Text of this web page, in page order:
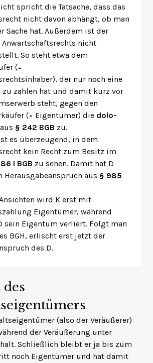
spricht die Tatsache, dass das
nicht davon abhängt, ob man
Sache hat. Außerdem ist der
Anwartschaftsrechts nicht
So steht etwa dem
(=
der nur noch eine
zu zahlen hat und damit kurz vor
steht, gegen den
(= Eigentümer) die dolo-
aus § 242 BGB zu.
es überzeugend, in dem
kein Recht zum Besitz im
I BGB zu sehen. Damit hat D
Herausgabeanspruch aus § 985
wird K erst mit
Eigentümer, während
sein Eigentum verliert. Folgt man
BGH, erlischt erst jetzt der
des D.
des
(also der Veräußerer)
der Veräußerung unter
Schließlich bleibt er ja bis zum
noch Eigentümer und hat damit